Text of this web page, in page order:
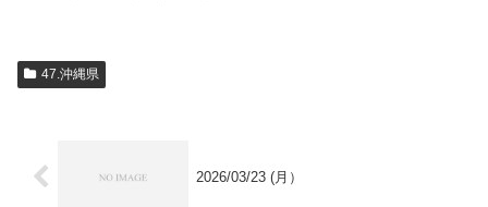
47.沖縄県
2026/03/23 (月）